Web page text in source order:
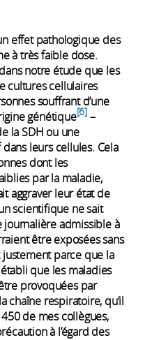
effet pathologique des
à très faible dose.
notre étude que les
cultures cellulaires
souffrant d’une
génétique 6 –
la SDH ou une
leurs cellules. Cela
dont les
par la maladie,
aggraver leur état de
scientifique ne sait
journalière admissible à
être exposées sans
justement parce que la
que les maladies
provoquées par
chaîne respiratoire, qu’il
450 de mes collègues,
à l’égard des